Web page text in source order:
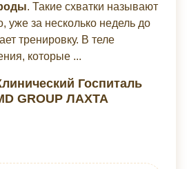
Госпиталь
GROUP ЛАХТА
. Такие схватки называют
уже за несколько недель до
тренировку. В теле
которые ...